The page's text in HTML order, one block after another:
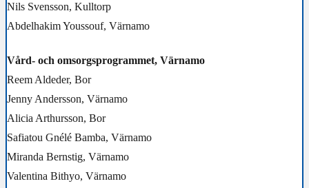
Nils Svensson, Kulltorp
Abdelhakim Youssouf, Värnamo
Vård- och omsorgsprogrammet, Värnamo
Reem Aldeder, Bor
Jenny Andersson, Värnamo
Alicia Arthursson, Bor
Safiatou Gnélé Bamba, Värnamo
Miranda Bernstig, Värnamo
Valentina Bithyo, Värnamo